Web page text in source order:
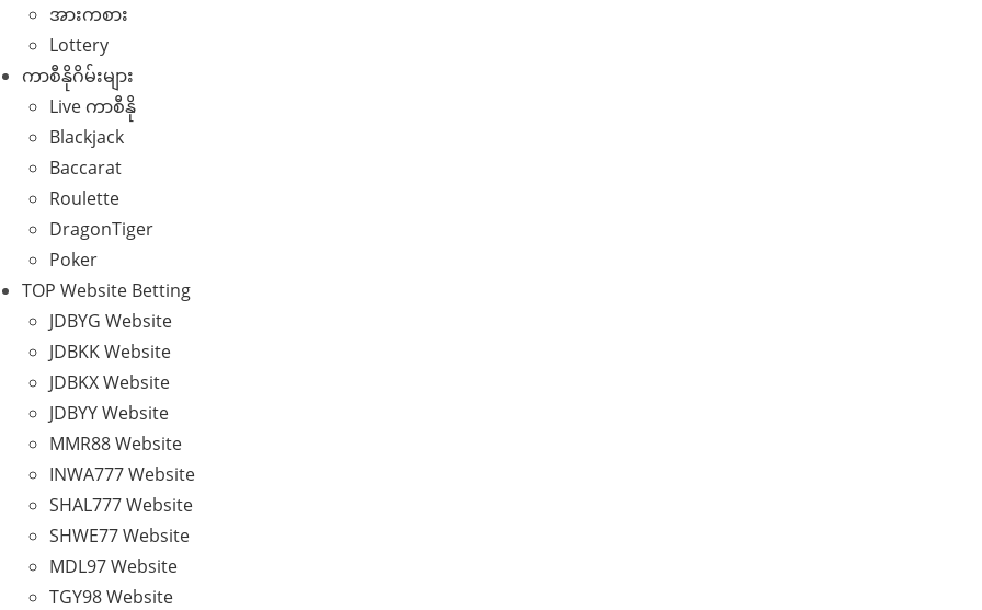
အားကစား
Lottery
ကာစီနိုဂိမ်းများ
Live ကာစီနို
Blackjack
Baccarat
Roulette
DragonTiger
Poker
TOP Website Betting
JDBYG Website
JDBKK Website
JDBKX Website
JDBYY Website
MMR88 Website
INWA777 Website
SHAL777 Website
SHWE77 Website
MDL97 Website
TGY98 Website